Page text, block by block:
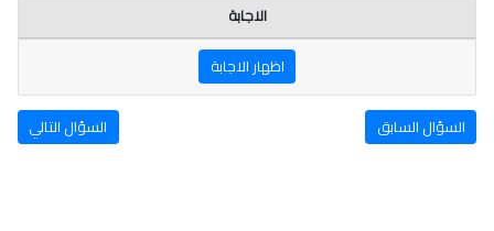
الاجابة
اظهار الاجابة
السؤال السابق السؤال التالي